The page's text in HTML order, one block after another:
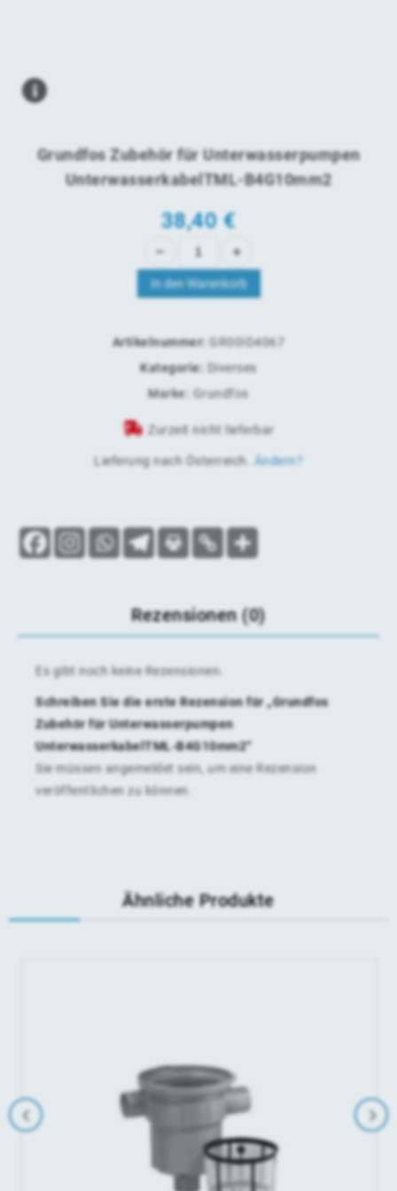
Grundfos Zubehör für Unterwasserpumpen
UnterwasserkabelTML-B4G10mm2
38,40€
In den Warenkorb
Artikelnummer:
GR00ID4067
Kategorie:
Diverses
Marke:
Grundfos
Zurzeit nicht lieferbar
Lieferung nach Österreich Ändern?
Rezensionen (0)
Es gibt noch keine Rezensionen.
Schreiben Sie die erste Rezension für „Grundfos
Zubehör für Unterwasserpumpen
UnterwasserkabelTML-B4G10mm2“
Sie müssen angemeldet sein, um eine Rezension
veröffentlichen zu können.
Ähnliche Produkte